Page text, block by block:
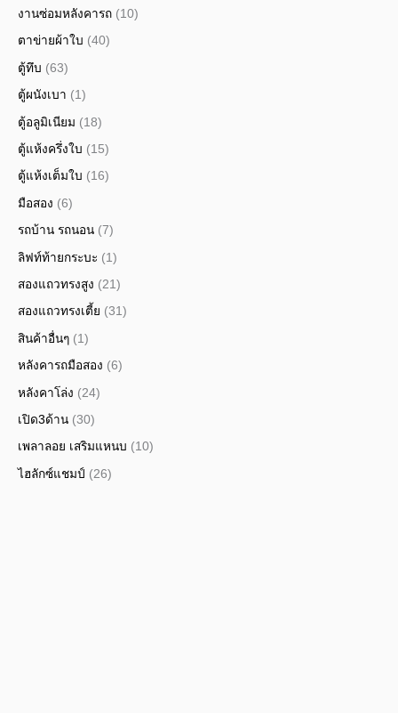
งานซ่อมหลังคารถ (10)
ตาข่ายผ้าใบ (40)
ตู้ทึบ (63)
ตู้ผนังเบา (1)
ตู้อลูมิเนียม (18)
ตู้แห้งครึ่งใบ (15)
ตู้แห้งเต็มใบ (16)
มือสอง (6)
รถบ้าน รถนอน (7)
ลิฟท์ท้ายกระบะ (1)
สองแถวทรงสูง (21)
สองแถวทรงเตี้ย (31)
สินค้าอื่นๆ (1)
หลังคารถมือสอง (6)
หลังคาโล่ง (24)
เปิด3ด้าน (30)
เพลาลอย เสริมแหนบ (10)
ไฮลักซ์แชมป์ (26)